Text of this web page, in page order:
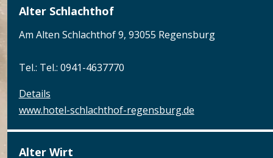
Alter Schlachthof
Am Alten Schlachthof 9, 93055 Regensburg
Tel.: Tel.: 0941-4637770
Details
www.hotel-schlachthof-regensburg.de
Alter Wirt